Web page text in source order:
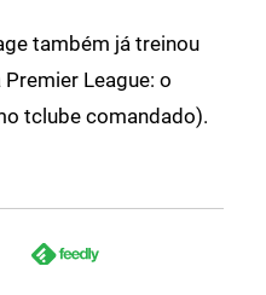
também já treinou
League: o
tclube comandado).